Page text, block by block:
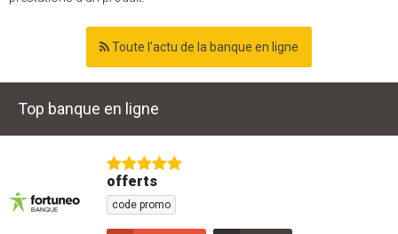
Toute l'actu de la banque en ligne
Top banque en ligne
offerts
code promo